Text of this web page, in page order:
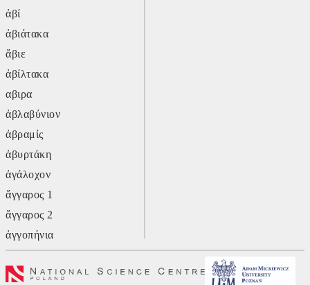
ἀβί
ἀβιάτακα
ἄβιε
ἀβίλτακα
αβιρα
ἀβλαβύνιον
ἀβραμίς
ἀβυρτάκη
ἀγάλοχον
ἄγγαρος 1
ἄγγαρος 2
ἀγγοπήνια
ἄγλυ
ἄγον